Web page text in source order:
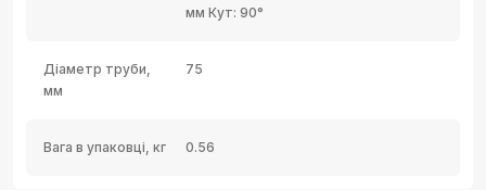
мм Кут: 90°
Діаметр труби,
мм
75
Вага в упаковці, кг 0.56